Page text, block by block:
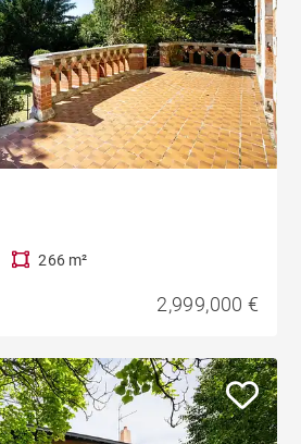
266 m²
2,999,000 €